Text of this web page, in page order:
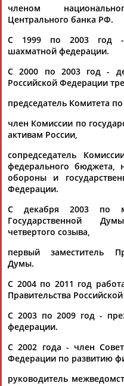
ТАБЛО АКТИВНОСТИ
ЦЕЛИ ПРОЕКТА
Вопросы сотрудничества и
Разработка и поддержка ООО
Адресов в новостной
Подпишись
членом
Центрального банка РФ.
С 1999 по 2003 год -
шахматной федерации.
С 2000 по 2003 год -
Российской Федерации
председатель Комитета
член Комиссии по
активам России,
сопредседатель
федерального бюджета,
обороны и
Федерации.
С декабря 2003 по
Государственной
четвертого созыва,
первый заместитель
Думы.
С 2004 по 2011 год
Правительства
С 2003 по 2009 год -
федерации.
С 2002 года - член
Федерации по развитию
руководитель